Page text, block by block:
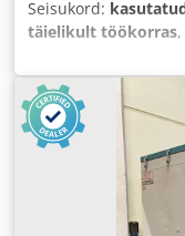
Seisukord:
täielikult töökorras
(maks.):2 400 mbar,
sisselaskekollektori
kogukõrgus: 2 350
1 100 mm
,